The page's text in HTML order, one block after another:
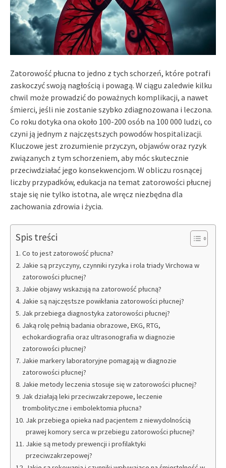
Zatorowość płucna to jedno z tych schorzeń, które potrafi
zaskoczyć swoją nagłością i powagą. W ciągu zaledwie kilku
chwil może prowadzić do poważnych komplikacji, a nawet
śmierci, jeśli nie zostanie szybko zdiagnozowana i leczona.
Co roku dotyka ona około 100-200 osób na 100 000 ludzi, co
czyni ją jednym z najczęstszych powodów hospitalizacji.
Kluczowe jest zrozumienie przyczyn, objawów oraz ryzyk
związanych z tym schorzeniem, aby móc skutecznie
przeciwdziałać jego konsekwencjom. W obliczu rosnącej
liczby przypadków, edukacja na temat zatorowości płucnej
staje się nie tylko istotna, ale wręcz niezbędna dla
zachowania zdrowia i życia.
Spis treści
Co to jest zatorowość płucna?
Jakie są przyczyny, czynniki ryzyka i rola triady Virchowa w
zatorowości płucnej?
Jakie objawy wskazują na zatorowość płucną?
Jakie są najczęstsze powikłania zatorowości płucnej?
Jak przebiega diagnostyka zatorowości płucnej?
Jaką rolę pełnią badania obrazowe, EKG, RTG,
echokardiografia oraz ultrasonografia w diagnozie
zatorowości płucnej?
Jakie markery laboratoryjne pomagają w diagnozie
zatorowości płucnej?
Jakie metody leczenia stosuje się w zatorowości płucnej?
Jak działają leki przeciwzakrzepowe, leczenie
trombolityczne i embolektomia płucna?
Jak przebiega opieka nad pacjentem z niewydolnością
prawej komory serca w przebiegu zatorowości płucnej?
Jakie są metody prewencji i profilaktyki
przeciwzakrzepowej?